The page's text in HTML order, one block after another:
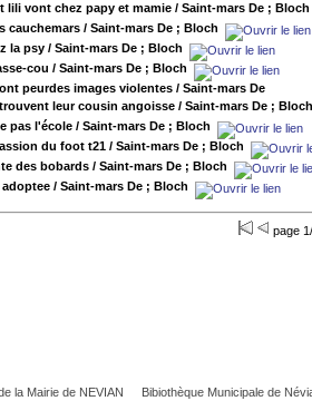
lili vont chez papy et mamie / Saint-mars De ; Bloch
cauchemars / Saint-mars De ; Bloch
la psy / Saint-mars De ; Bloch
cou / Saint-mars De ; Bloch
peurdes images violentes / Saint-mars De
leur cousin angoisse / Saint-mars De ; Bloch
pas l'école / Saint-mars De ; Bloch
du foot t21 / Saint-mars De ; Bloch
des bobards / Saint-mars De ; Bloch
adoptee / Saint-mars De ; Bloch
page
la Mairie de NEVIAN Bibiothèque Municipale de